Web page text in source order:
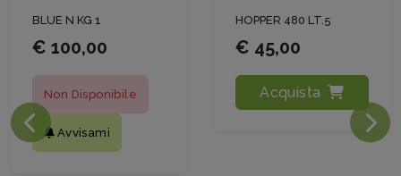
HOPPER 480 LT.5
€ 45,00
Acquista
LASER DF LT.10
€ 180,00
Acquista